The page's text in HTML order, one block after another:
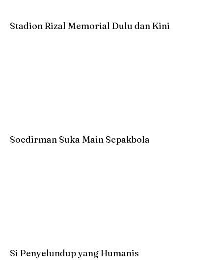
Stadion Rizal Memorial Dulu dan Kini
Soedirman Suka Main Sepakbola
Si Penyelundup yang Humanis